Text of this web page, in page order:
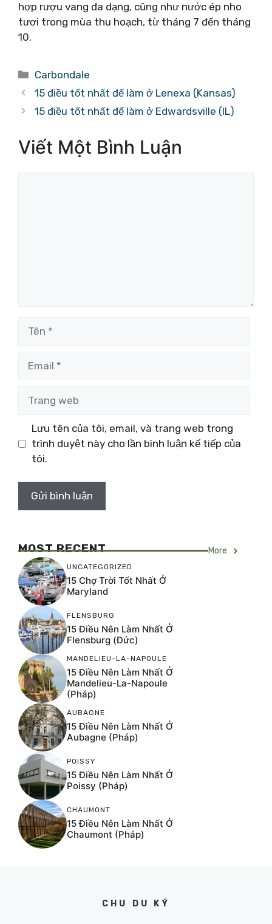
hợp rượu vang đa dạng, cũng như nước ép nho
tươi trong mùa thu hoạch, từ tháng 7 đến tháng
10.
Danh
mục
Carbondale
15 điều tốt nhất để làm ở Lenexa (Kansas)
15 điều tốt nhất để làm ở Edwardsville (IL)
Viết Một Bình Luận
web
Lưu tên của tôi, email, và trang web trong
trình duyệt này cho lần bình luận kế tiếp của
tôi.
MOST RECENT More
UNCATEGORIZED
15 Chợ Trời Tốt Nhất Ở
Maryland
FLENSBURG
15 Điều Nên Làm Nhất Ở
Flensburg (Đức)
MANDELIEU-LA-NAPOULE
15 Điều Nên Làm Nhất Ở
Mandelieu-La-Napoule
(Pháp)
AUBAGNE
15 Điều Nên Làm Nhất Ở
Aubagne (Pháp)
POISSY
15 Điều Nên Làm Nhất Ở
Poissy (Pháp)
CHAUMONT
15 Điều Nên Làm Nhất Ở
Chaumont (Pháp)
CHU DU KÝ